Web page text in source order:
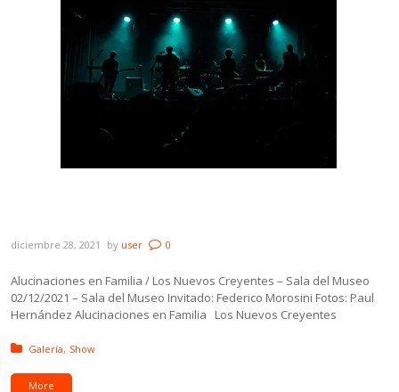
diciembre 28, 2021 by user 0
Alucinaciones en Familia / Los Nuevos Creyentes – Sala del Museo
02/12/2021 – Sala del Museo Invitado: Federico Morosini Fotos: Paul
Hernández Alucinaciones en Familia Los Nuevos Creyentes
Posted in:
Galería Show
More